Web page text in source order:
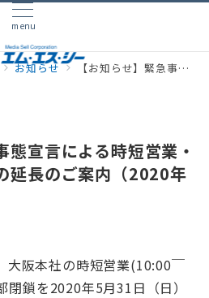
menu
お知らせ 【お知らせ】緊急事態宣言による時短営業・東京支店一時閉鎖の延長のご案内（2020年5月8日時点）
態宣言による時短営業・
延長のご案内（2020年
大阪本社の時短営業(10:00￣
鎖を2020年5月31日（日）